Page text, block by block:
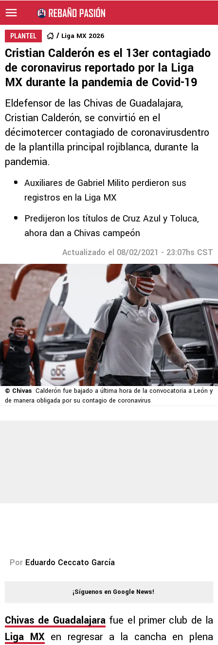
PLANTEL Liga MX 2026
Cristian Calderón es el 13er contagiado
de coronavirus reportado por la Liga
MX durante la pandemia de Covid-19
Eldefensor de las Chivas de Guadalajara,
Cristian Calderón, se convirtió en el
décimotercer contagiado de coronavirusdentro
de la plantilla principal rojiblanca, durante la
pandemia.
Auxiliares de Gabriel Milito perdieron sus
registros en la Liga MX
Predijeron los títulos de Cruz Azul y Toluca,
ahora dan a Chivas campeón
Actualizado el 08/02/2021 - 23:07hs CST
© Chivas Calderón fue bajado a última hora de la convocatoria a León y
de manera obligada por su contagio de coronavirus
Por Eduardo Ceccato García
¡Síguenos en Google News!
Chivas de Guadalajarafue el primer club de la
Liga MXen regresar a la cancha en plena